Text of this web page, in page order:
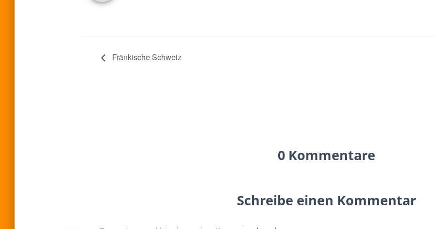
Fränkische Schweiz
0 Kommentare
Schreibe einen Kommentar